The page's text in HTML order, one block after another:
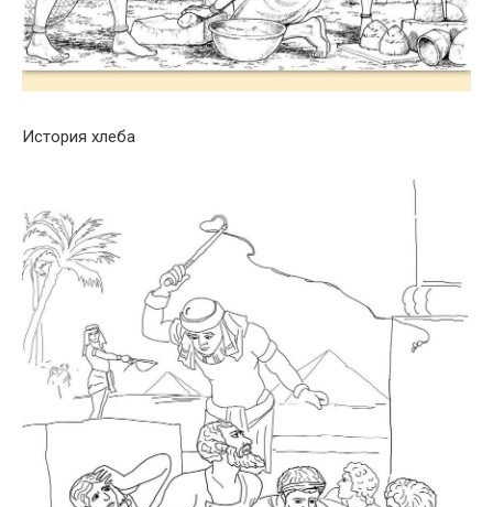
История хлеба